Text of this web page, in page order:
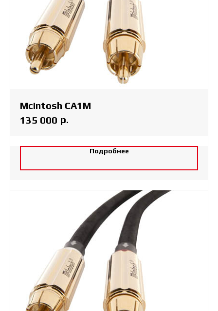
McIntosh CA1M
135 000 р.
Подробнее